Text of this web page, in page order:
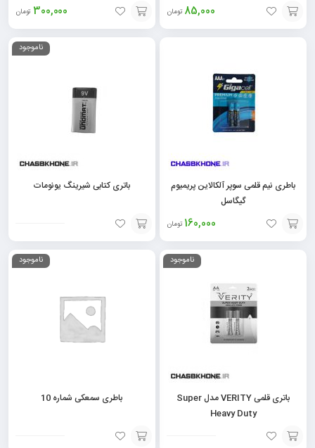
85,000 تومان
افزودن
300,000 تومان
افزودن
باطری نیم قلمی سوپر آلکالاین پریمیوم
گیگاسل
160,000 تومان
افزودن
ناموجود
باتری کتابی شیرینگ یونومات
افزودن
ناموجود
باتری قلمی VERITY مدل Super
Heavy Duty
ناموجود
باطری سمعکی شماره 10